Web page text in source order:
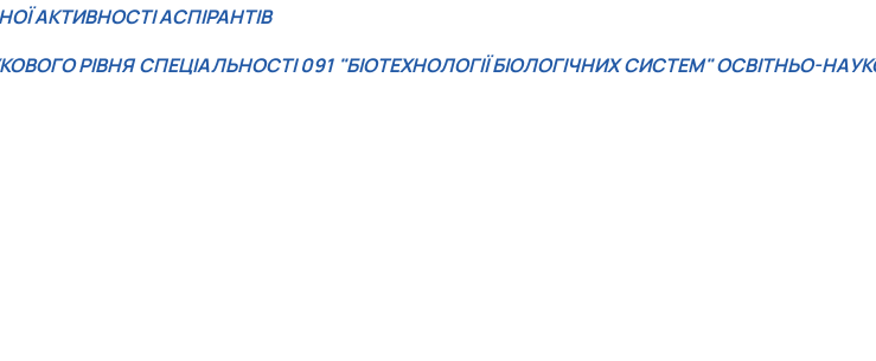
АКТИВНОСТІ АСПІРАНТІВ
РІВНЯ СПЕЦІАЛЬНОСТІ 091 "БІОТЕХНОЛОГІЇ БІОЛОГІЧНИХ СИСТЕМ" ОСВІТНЬО-